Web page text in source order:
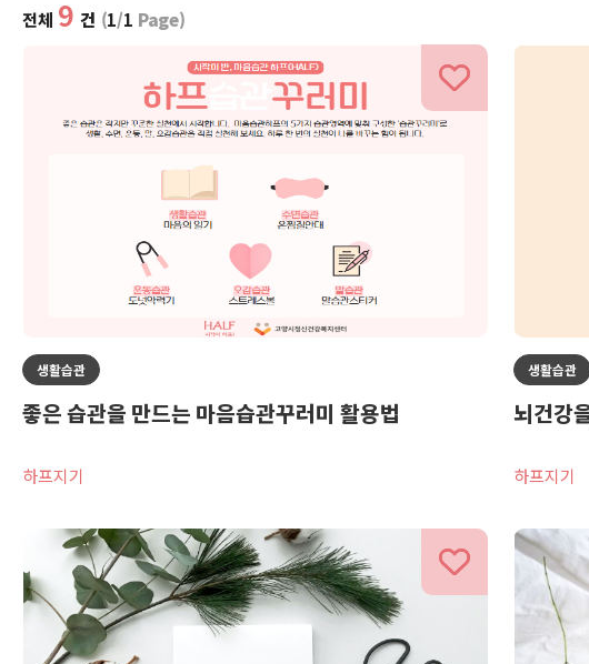
전체 9 건 (1/1 Page)
생활습관
좋은 습관을 만드는 마음습관꾸러미 활용법
하프지기
생활습관
뇌건강
하프지기